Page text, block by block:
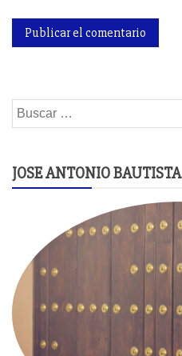
Buscar:
JOSE ANTONIO BAUTISTA